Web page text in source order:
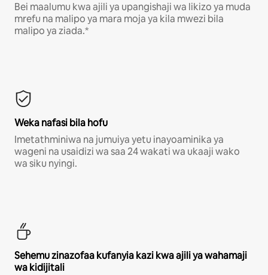
Bei maalumu kwa ajili ya upangishaji wa likizo ya muda
mrefu na malipo ya mara moja ya kila mwezi bila
malipo ya ziada.*
Weka nafasi bila hofu
Imetathminiwa na jumuiya yetu inayoaminika ya
wageni na usaidizi wa saa 24 wakati wa ukaaji wako
wa siku nyingi.
Sehemu zinazofaa kufanyia kazi kwa ajili ya wahamaji
wa kidijitali